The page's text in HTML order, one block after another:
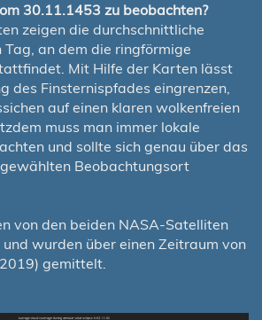
30.11.1453 zu beobachten?
zeigen die durchschnittliche
Tag, an dem die ringförmige
Mit Hilfe der Karten lässt
des Finsternispfades eingrenzen,
auf einen klaren wolkenfreien
muss man immer lokale
und sollte sich genau über das
Beobachtungsort
von den beiden NASA-Satelliten
und wurden über einen Zeitraum von
gemittelt.